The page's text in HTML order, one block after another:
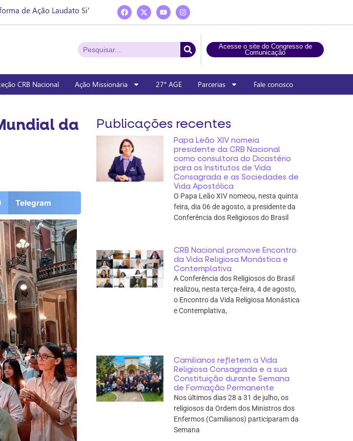
de Ação Laudato Si’
Acesse o site do Congresso de
Comunicação
CRB Nacional Ação Missionária 27° AGE Parcerias Fale conosco
da
Telegram
Publicações recentes
Papa Leão XIV nomeia
presidente da CRB Nacional
como consultora do Dicastério
para os Institutos de Vida
Consagrada e as Sociedades de
Vida Apostólica
O Papa Leão XIV nomeou, nesta quinta
feira, dia 06 de agosto, a presidente da
Conferência dos Religiosos do Brasil
CRB Nacional promove Encontro
da Vida Religiosa Monástica e
Contemplativa
A Conferência dos Religiosos do Brasil
realizou, nesta terça-feira, 4 de agosto,
o Encontro da Vida Religiosa Monástica
e Contemplativa,
Camilianos refletem a Vida
Religiosa Consagrada e a sua
Constituição durante Semana
de Formação Permanente
Nos últimos dias 28 a 31 de julho, os
religiosos da Ordem dos Ministros dos
Enfermos (Camilianos) participaram da
Semana